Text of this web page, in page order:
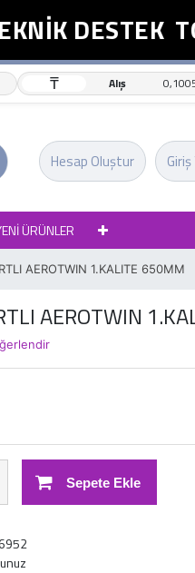
DESTEK
₸ Alış
Giriş
Hesap Oluştur
ÜRÜNLER
AEROTWIN 1.KALITE 650MM
AEROTWIN
Sepete Ekle